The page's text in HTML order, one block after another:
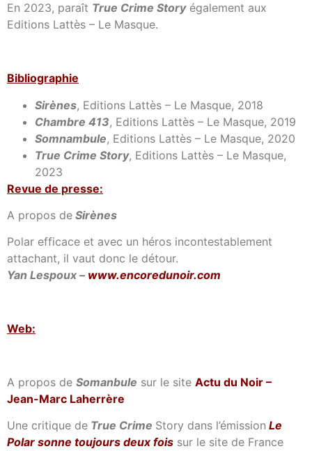
En 2023, paraît True Crime Storyégalement aux
Editions Lattès – Le Masque.
Bibliographie
Sirènes, Editions Lattès – Le Masque, 2018
Chambre 413, Editions Lattès – Le Masque, 2019
Somnambule, Editions Lattès – Le Masque, 2020
True Crime Story, Editions Lattès – Le Masque,
2023
Revue de presse:
A propos de Sirènes
Polar efficace et avec un héros incontestablement
attachant, il vaut donc le détour.
Yan Lespoux – www.encoredunoir.com
Web:
A propos de Somanbule sur le site Actu du Noir –
Jean-Marc Laherrère
Une critique de True Crime Story dans l’émission Le
Polar sonne toujours deux fois sur le site de France